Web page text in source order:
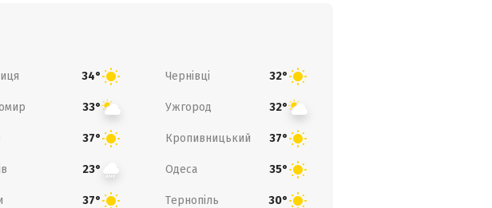
34° Чернівці 32°
33° Ужгород 32°
37° Кропивницький 37°
23° Одеса 35°
37° Тернопіль 30°